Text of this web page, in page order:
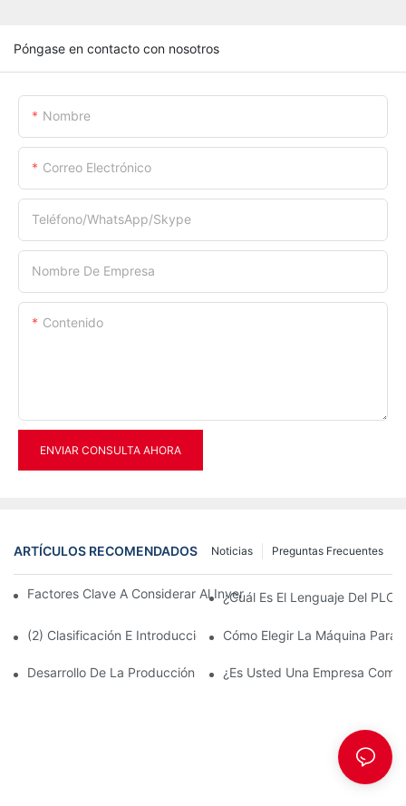
Póngase en contacto con nosotros
Nombre
Correo Electrónico
Teléfono/WhatsApp/Skype
Nombre De Empresa
Contenido
ENVIAR CONSULTA AHORA
ARTÍCULOS RECOMENDADOS Preguntas Frecuentes
Noticias
Factores Clave A Considerar Al Invertir En Máquinas
¿Cuál Es El Lenguaje Del PLC
(2) Clasificación E Introducción De La Máquina Sopladora De
Cómo Elegir La Máquina Para
Desarrollo De La Producción De Botellas De PET Para
¿Es Usted Una Empresa